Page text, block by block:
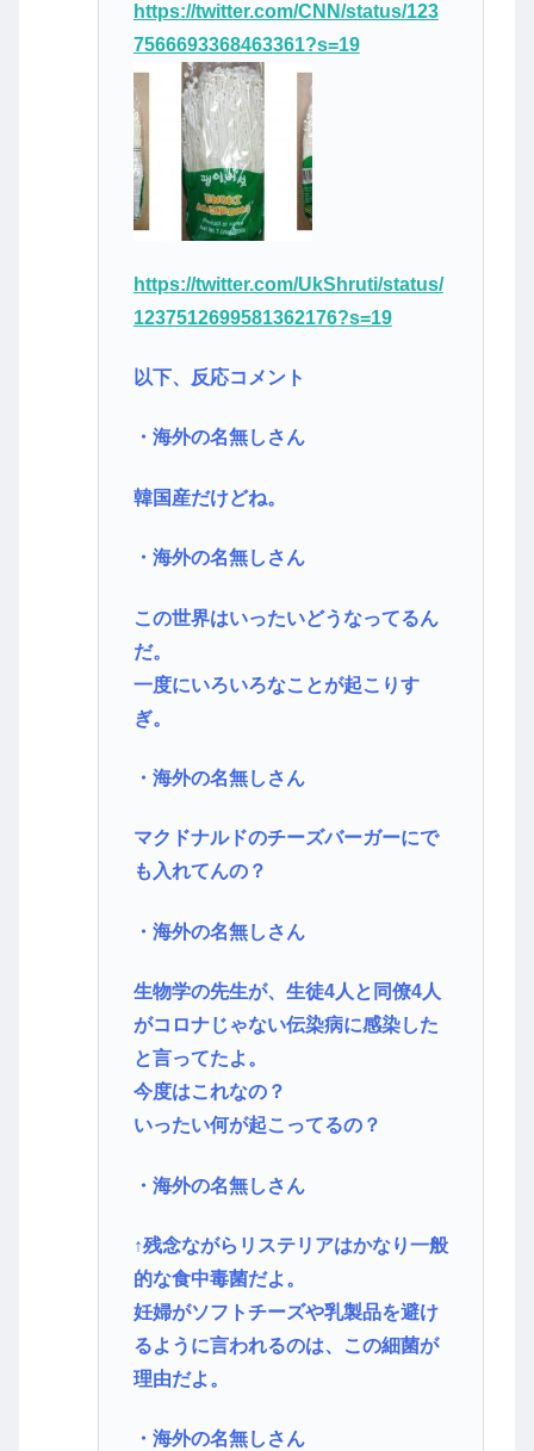
https://twitter.com/CNN/status/123
7566693368463361?s=19
https://twitter.com/UkShruti/status/
1237512699581362176?s=19
以下、反応コメント
・海外の名無しさん
韓国産だけどね。
・海外の名無しさん
この世界はいったいどうなってるん
だ。
一度にいろいろなことが起こりす
ぎ。
・海外の名無しさん
マクドナルドのチーズバーガーにで
も入れてんの？
・海外の名無しさん
生物学の先生が、生徒4人と同僚4人
がコロナじゃない伝染病に感染した
と言ってたよ。
今度はこれなの？
いったい何が起こってるの？
・海外の名無しさん
↑残念ながらリステリアはかなり一般
的な食中毒菌だよ。
妊婦がソフトチーズや乳製品を避け
るように言われるのは、この細菌が
理由だよ。
・海外の名無しさん